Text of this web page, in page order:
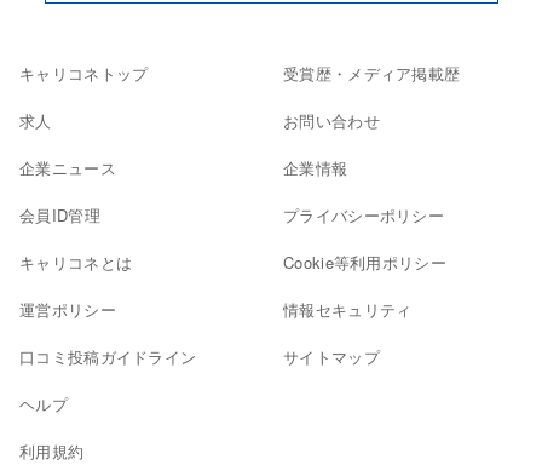
キャリコネトップ
求人
企業ニュース
会員ID管理
キャリコネとは
運営ポリシー
口コミ投稿ガイドライン
ヘルプ
利用規約
受賞歴・メディア掲載歴
お問い合わせ
企業情報
プライバシーポリシー
Cookie等利用ポリシー
情報セキュリティ
サイトマップ